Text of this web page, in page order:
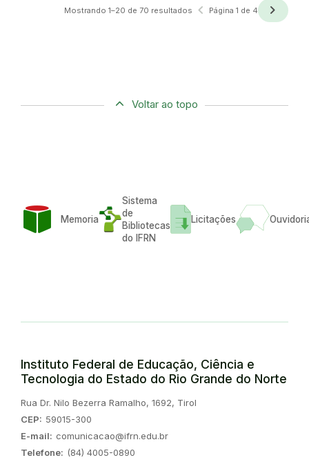
Mostrando 1–20 de 70 resultados navigate_before
Anterior
Página 1 de 4 navigate_next
Próxima
Voltar ao topo
Memoria
Sistema
de
Bibliotecas
do IFRN
Licitações
Instituto Federal de Educação, Ciência e
Tecnologia do Estado do Rio Grande do Norte
Endereço:
Rua Dr. Nilo Bezerra Ramalho, 1692, Tirol
CEP: 59015-300
E-mail: comunicacao@ifrn.edu.br
Telefone: (84) 4005-0890